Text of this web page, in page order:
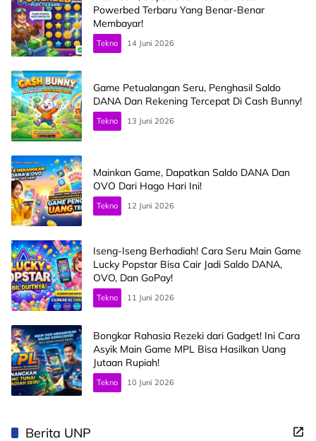
Powerbed Terbaru Yang Benar-Benar
Membayar!
Tekno 14 Juni 2026
Game Petualangan Seru, Penghasil Saldo
DANA Dan Rekening Tercepat Di Cash Bunny!
Tekno 13 Juni 2026
Mainkan Game, Dapatkan Saldo DANA Dan
OVO Dari Hago Hari Ini!
Tekno 12 Juni 2026
Iseng-Iseng Berhadiah! Cara Seru Main Game
Lucky Popstar Bisa Cair Jadi Saldo DANA,
OVO, Dan GoPay!
Tekno 11 Juni 2026
Bongkar Rahasia Rezeki dari Gadget! Ini Cara
Asyik Main Game MPL Bisa Hasilkan Uang
Jutaan Rupiah!
Tekno 10 Juni 2026
Berita UNP